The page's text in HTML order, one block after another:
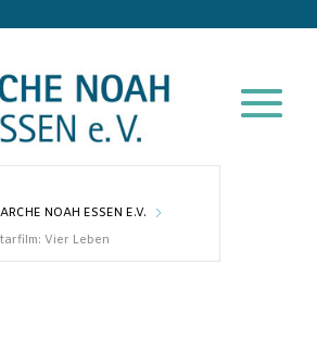
NOAH ESSEN E.V.
Vier Leben